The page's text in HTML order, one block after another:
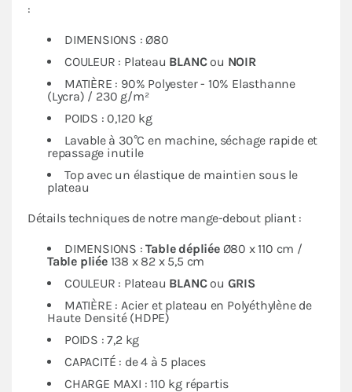
Détails techniques de notre mange-debout pliant :
DIMENSIONS :Table dépliéeØ80 x 110 cm /
Table pliée138 x 82 x 5,5 cm
COULEUR : Plateau BLANCou GRIS
MATIÈRE : Acier et plateau en Polyéthylène de
Haute Densité (HDPE)
POIDS : 7,2 kg
CAPACITÉ : de 4 à 5 places
CHARGE MAXI : 110 kg répartis
:
DIMENSIONS : Ø80
COULEUR : Plateau BLANCou NOIR
MATIÈRE : 90% Polyester - 10% Elasthanne
(Lycra) / 230 g/m²
POIDS : 0,120 kg
Lavable à 30°C en machine, séchage rapide et
repassage inutile
Top avec un élastique de maintien sous le
plateau